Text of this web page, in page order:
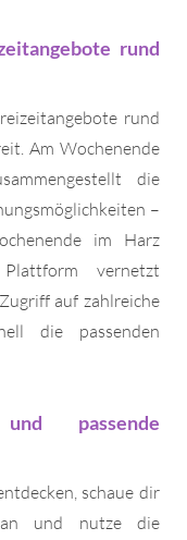
rund
rund
Am Wochenende
die
–
im Harz
vernetzt
auf zahlreiche
die passenden
passende
schaue dir
an und nutze die